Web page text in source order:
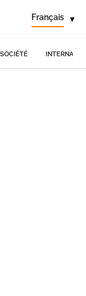
Français ▾
SOCIÉTÉ